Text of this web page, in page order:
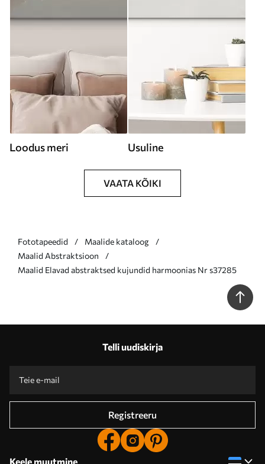
Loodus meri Usuline
VAATA KÕIKI
Fototapeedid
Maalide kataloog
Maalid Abstraktsioon
Maalid Elavad abstraktsed kujundid harmoonias Nr s37285
Telli uudiskirja
Registreeru
Keele muutmine